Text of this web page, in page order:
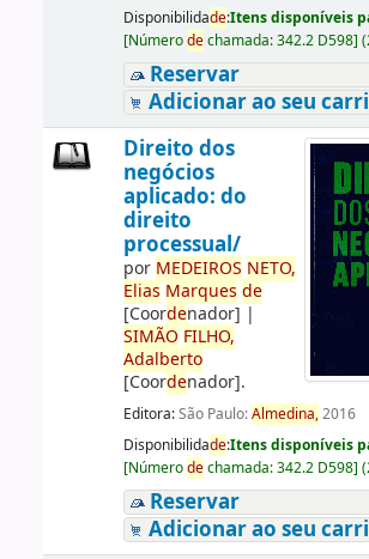
Disponibilidade:Itens disponíveis
[Númerodechamada:342.2 D598]
Reservar
Adicionar ao seu
Direito dos
negócios
aplicado: do
direito
processual/
por MEDEIROS NETO,
Elias Marques de
[Coordenador] |
SIMÃO FILHO,
Adalberto
[Coordenador].
Editora:São Paulo:Almedina,2016
Disponibilidade:Itens disponíveis
[Númerodechamada:342.2 D598]
Reservar
Adicionar ao seu